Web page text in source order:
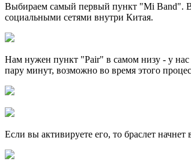
Выбираем самый первый пункт "Mi Band".
социальными сетями внутри Китая.
Нам нужен пункт "Pair" в самом низу - у нас
пару минут, возможно во время этого
Если вы активируете его, то браслет